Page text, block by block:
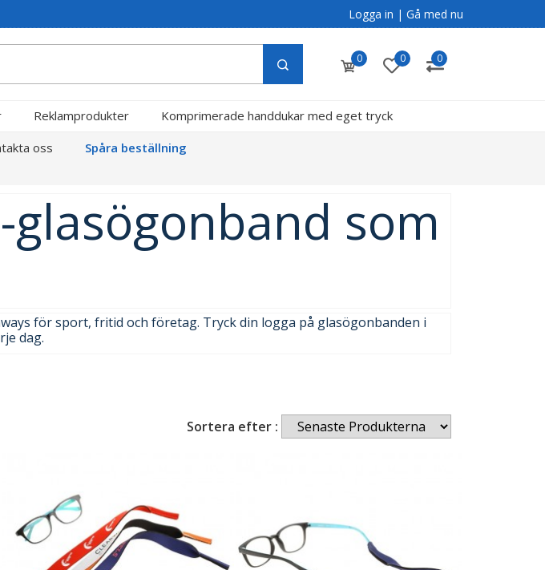
Logga in | Gå med nu
0 0 0
Reklamprodukter
Komprimerade handdukar med eget tryck
oss Spåra beställning
som
för sport, fritid och företag. Tryck din logga på glasögonbanden i
dag.
Sortera efter :